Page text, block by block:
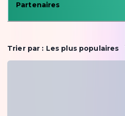
Partenaires
Trier par : Les plus populaires